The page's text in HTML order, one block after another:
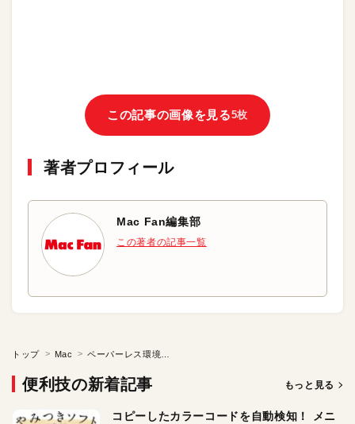
この記事の画像を見る5枚
著者プロフィール
Mac Fan編集部
この著者の記事一覧
トップ Mac
便利技の新着記事 もっと見る
コピーしたカラーコードを自動検知！ メニ